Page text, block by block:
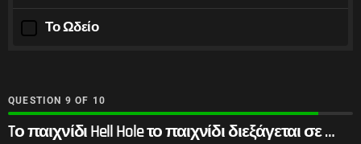
Το Ωδείο
QUESTION OF 10
Tο παιχνίδι Hell Hole το παιχνίδι διεξάγεται σε …